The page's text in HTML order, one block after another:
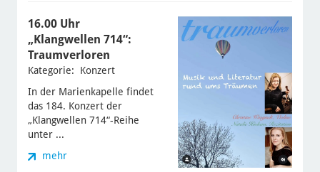
16.00 Uhr
„Klangwellen 714“:
Traumverloren
Kategorie: Konzert
In der Marienkapelle findet
das 184. Konzert der
„Klangwellen 714“-Reihe
unter ...
mehr